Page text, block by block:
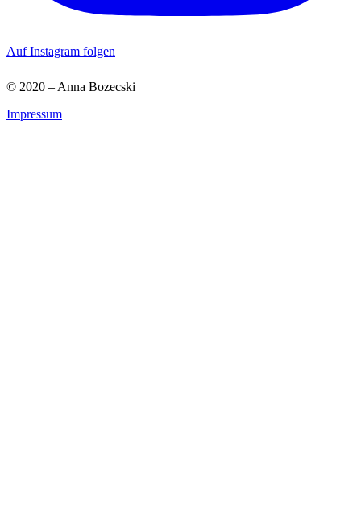
Auf Instagram folgen
© 2020 – Anna Bozecski
Impressum